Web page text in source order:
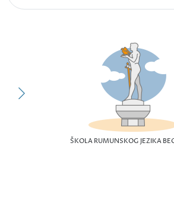
ŠKOLA RUMUNSKOG JEZIKA